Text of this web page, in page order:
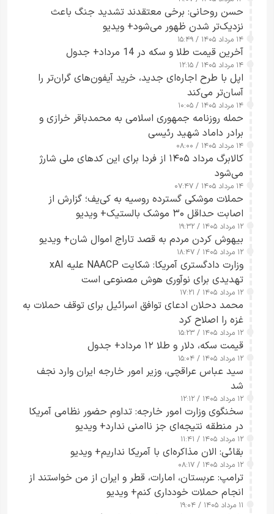
حسن روحانی: برخی معتقدند تشدید جنگ باعث
نزدیک‌تر شدن ظهور می‌شود+ ویدیو
۱۴ مرداد ۱۴۰۵ / ۱۵:۴۹
آخرین قیمت طلا و سکه در 14 مرداد+ جدول
۱۴ مرداد ۱۴۰۵ / ۱۲:۱۵
اپل با طرح اجاره‌ای جدید، خرید آیفون‌های گران‌تر را
آسان‌تر می‌کند
۱۴ مرداد ۱۴۰۵ / ۱۰:۰۵
حمله روزنامه جمهوری اسلامی به محمدباقر خرازی و
برادر داماد شهید رئیسی
۱۴ مرداد ۱۴۰۵ / ۰۸:۰۰
کالابرگ مرداد ۱۴۰۵ از فردا برای این کدهای ملی شارژ
می‌شود
۱۴ مرداد ۱۴۰۵ / ۰۷:۴۷
حملات موشکی گسترده روسیه به کی‌یف؛ گزارش از
اصابت حداقل ۳۰ موشک بالستیک+ ویدیو
۱۲ مرداد ۱۴۰۵ / ۱۹:۳۲
بیهوش کردن مردم به قصد تاراج اموال شان+ ویدیو
۱۲ مرداد ۱۴۰۵ / ۱۸:۴۷
وزارت دادگستری آمریکا: شکایت NAACP علیه xAI
تهدیدی برای نوآوری هوش مصنوعی است
۱۲ مرداد ۱۴۰۵ / ۱۷:۲۱
محمد دحلان ادعای توافق اسرائیل برای توقف حملات به
غزه را اصلاح کرد
۱۲ مرداد ۱۴۰۵ / ۱۵:۲۳
قیمت سکه، دلار و طلا ۱۲ مرداد+ جدول
۱۲ مرداد ۱۴۰۵ / ۱۵:۰۴
سید عباس عراقچی، وزیر امور خارجه ایران وارد نجف
شد
۱۲ مرداد ۱۴۰۵ / ۱۲:۱۲
سخنگوی وزارت امور خارجه: تداوم حضور نظامی آمریکا
در منطقه نتیجه‌ای جز ناامنی ندارد+ ویدیو
۱۲ مرداد ۱۴۰۵ / ۱۱:۴۱
بقائی: الان مذاکره‌ای با آمریکا نداریم+ ویدیو
۱۲ مرداد ۱۴۰۵ / ۰۸:۱۷
ترامپ: عربستان، امارات، قطر و ایران از من خواستند از
انجام حملات خودداری کنم+ ویدیو
۱۱ مرداد ۱۴۰۵ / ۱۹:۰۴